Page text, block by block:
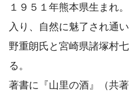
１９５１年熊本県生まれ
入り、自然に魅了され通
野重朗氏と宮崎県諸塚村
る。
著書に『山里の酒』（共